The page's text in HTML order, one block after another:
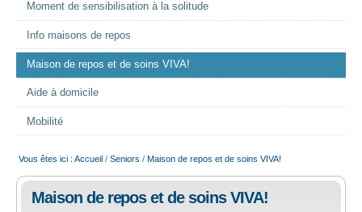
LE CPAS
ACTION SOCIALE
EMPLOI
AIDE ALIMENTAIRE
SENIORS
Moment de sensibilisation à la solitude
Info maisons de repos
Maison de repos et de soins VIVA!
Aide à domicile
Mobilité
Vous êtes ici : Accueil / Seniors / Maison de repos et de soins VIVA!
Maison de repos et de soins VIVA!